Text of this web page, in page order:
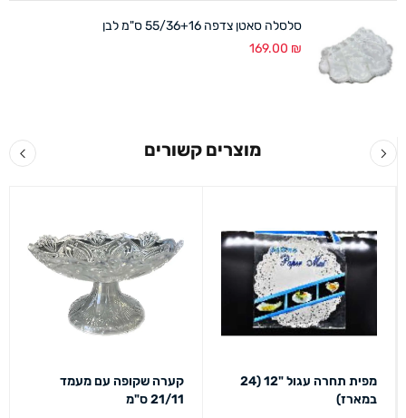
סלסלה סאטן צדפה 55/36+16 ס"מ לבן
169.00 ₪
מוצרים קשורים
מפית תחרה עגול "12 (24
במארז)
קערה שקופה עם מעמד
21/11 ס"מ